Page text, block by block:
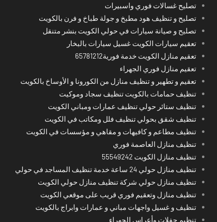
تصليح غسالات فوري واسبيرات
تصليح و تنظيف هود مطبخ و جولة طباخ و فرن بالكويت
تصليح و صيانة سيارات في حولي الكويت بنشر متنقل
تعقيم سيارات الكويت غسيل سيارات بالبخار
تعقيم منازل الكويت خدمة فورية65781212
تعقيم منازل فوري الجهراء
تعقيم و تطهير و تنظيف منازل من الكورونا و الأوساخ بالكويت
تنظيف حمامات بالكويت تنظيف سجاد وموكيت
تنظيف ستائر حولي تنظيف عمارات ومباني الكويت
تنظيف شقق بحولي تنظيف فلل ومكاتب في الكويت
تنظيف مطاعم و كافيهات و مقاهي و مؤسسات في الكويت
تنظيف منازل العاصمة فوري
تنظيف منازل الكويت 55549242
تنظيف منازل حولي 24 ساعة خدمة تنظيف المساجد في حولي
تنظيف منازل حولي شركة تنظيف منازل حولي الكويت
تنظيف منازل وتعقيم فوري قريب على موقعي الكويت
تنظيف و غسيل واجهات مباني و عمارات وابراج بالكويت
تنظيم حفلات وأعراس الجهراء